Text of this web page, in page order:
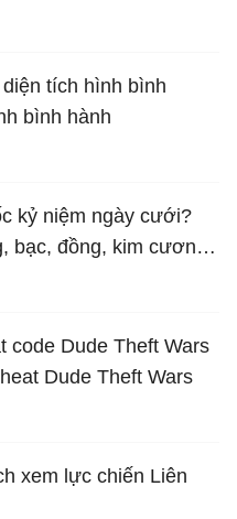
tích hình bình
bình hành
kỷ niệm ngày cưới?
bạc, đồng, kim cương
code Dude Theft Wars
Dude Theft Wars
xem lực chiến Liên